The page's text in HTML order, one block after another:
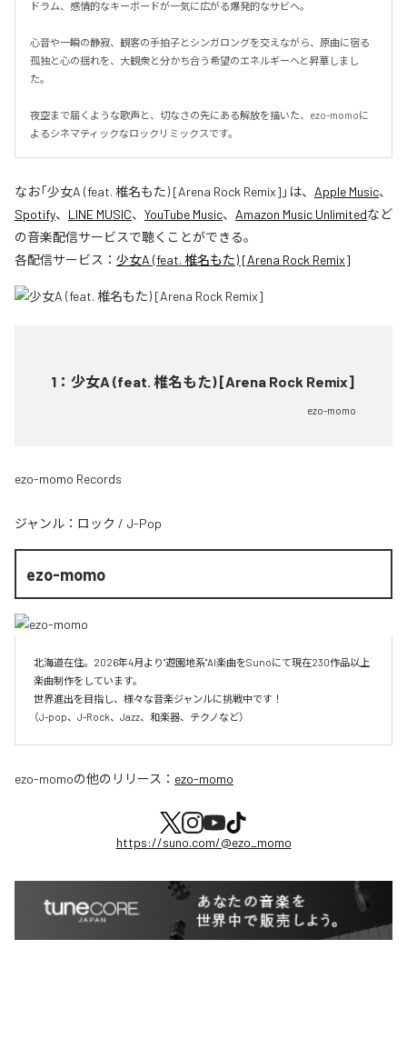
ドラム、感情的なキーボードが一気に広がる爆発的なサビへ。
心音や一瞬の静寂、観客の手拍子とシンガロングを交えながら、原曲に宿る
孤独と心の揺れを、大観衆と分かち合う希望のエネルギーへと昇華しまし
た。
夜空まで届くような歌声と、切なさの先にある解放を描いた、ezo-momoに
よるシネマティックなロックリミックスです。
なお「少女A (feat. 椎名もた) [Arena Rock Remix] 」は、 Apple Music、
Spotify、 LINE MUSIC、 YouTube Music、 Amazon Music Unlimitedなど
の音楽配信サービスで聴くことができる。
各配信サービス： 少女A (feat. 椎名もた) [Arena Rock Remix]
1 ： 少女A (feat. 椎名もた) [Arena Rock Remix]
ezo-momo
ezo-momo Records
ジャンル： ロック / J-Pop
ezo-momo
北海道在住。2026年4月より"遊園地系"AI楽曲をSunoにて現在230作品以上
楽曲制作をしています。
世界進出を目指し、様々な音楽ジャンルに挑戦中です！
（J-pop、J-Rock、Jazz、和楽器、テクノなど）
ezo-momoの他のリリース： ezo-momo
https://suno.com/@ezo_momo